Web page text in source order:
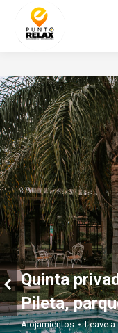
Quinta
Pileta,
Alojamientos Leave